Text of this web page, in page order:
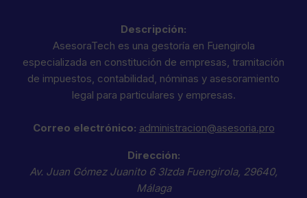
Descripción:
AsesoraTech es una gestoría en Fuengirola
especializada en constitución de empresas, tramitación
de impuestos, contabilidad, nóminas y asesoramiento
legal para particulares y empresas.
Correo electrónico: administracion@asesoria.pro
Dirección:
Av. Juan Gómez Juanito 6 3Izda Fuengirola, 29640,
Málaga